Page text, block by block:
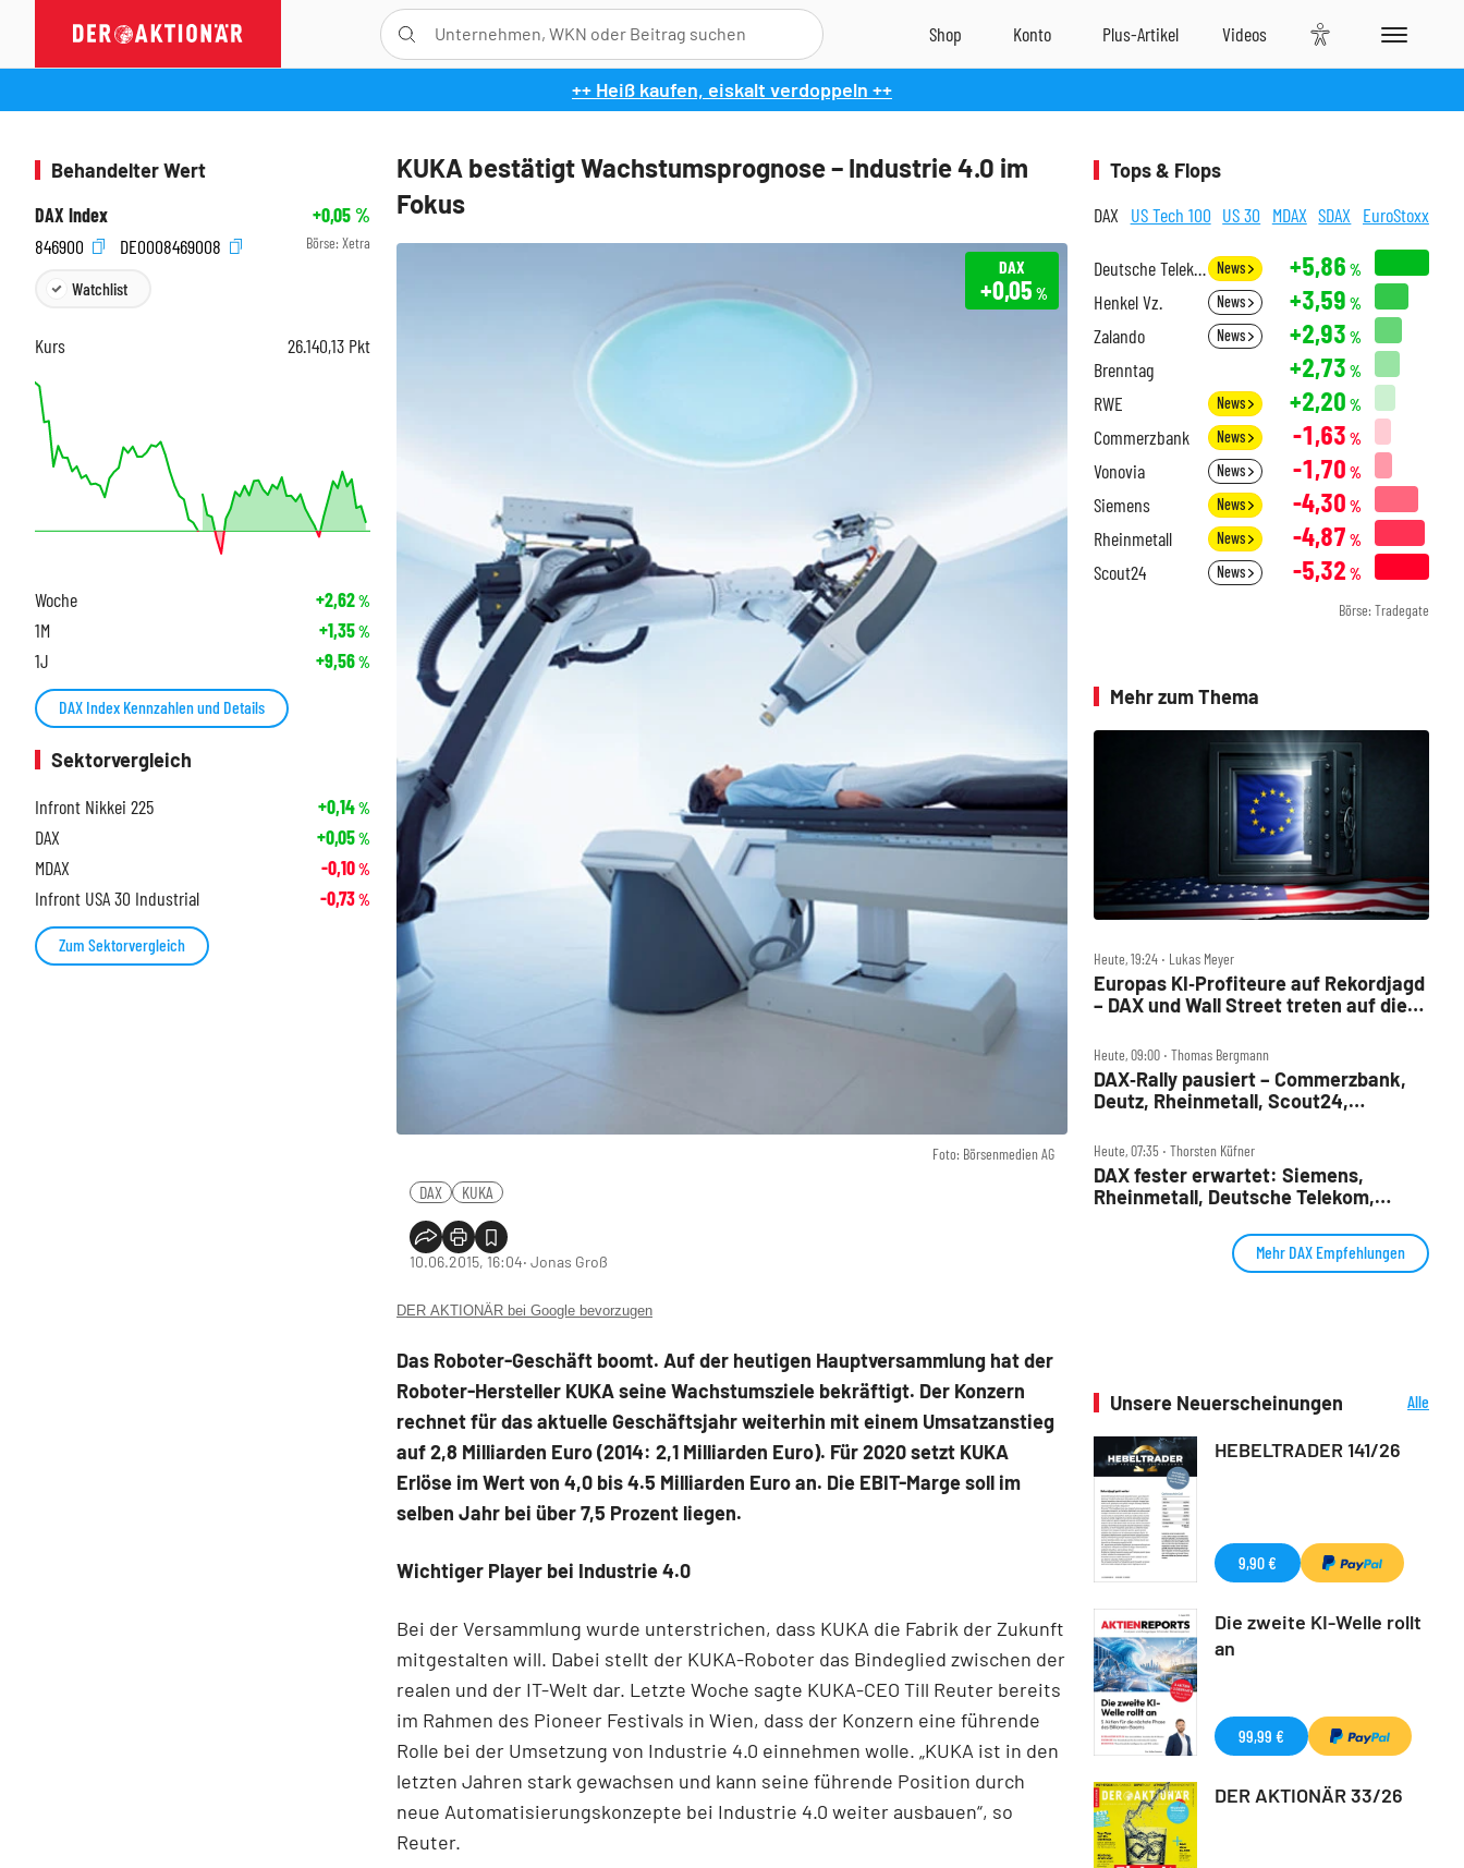
++ Heiß kaufen, eiskalt verdoppeln ++
KUKA bestätigt Wachstumsprognose – Industrie 4.0 im
Fokus
Foto: Börsenmedien AG
DAX
+0,05 %
DAX KUKA
10.06.2015, 16:04‧ Jonas Groß
DER AKTIONÄR bei Google bevorzugen
Das Roboter-Geschäft boomt. Auf der heutigen Hauptversammlung hat der
Roboter-Hersteller KUKA seine Wachstumsziele bekräftigt. Der Konzern
rechnet für das aktuelle Geschäftsjahr weiterhin mit einem Umsatzanstieg
auf 2,8 Milliarden Euro (2014: 2,1 Milliarden Euro). Für 2020 setzt KUKA
Erlöse im Wert von 4,0 bis 4.5 Milliarden Euro an. Die EBIT-Marge soll im
selben Jahr bei über 7,5 Prozent liegen.
Wichtiger Player bei Industrie 4.0
Bei der Versammlung wurde unterstrichen, dass KUKA die Fabrik der Zukunft
mitgestalten will. Dabei stellt der KUKA-Roboter das Bindeglied zwischen der
realen und der IT-Welt dar. Letzte Woche sagte KUKA-CEO Till Reuter bereits
im Rahmen des Pioneer Festivals in Wien, dass der Konzern eine führende
Rolle bei der Umsetzung von Industrie 4.0 einnehmen wolle. „KUKA ist in den
letzten Jahren stark gewachsen und kann seine führende Position durch
neue Automatisierungskonzepte bei Industrie 4.0 weiter ausbauen“, so
Reuter.
Behandelter Wert
DAX Index
+0,05%
846900
DE0008469008 Börse: Xetra
Watchlist
Kurs 26.140,13 Pkt
Woche +2,62%
1M +1,35%
1J +9,56%
DAX Index Kennzahlen und Details
Sektorvergleich
Infront Nikkei 225
+0,14%
DAX +0,05%
MDAX -0,10%
Infront USA 30 Industrial -0,73%
Zum Sektorvergleich
Tops & Flops
DAX US Tech 100 US 30 MDAX SDAX EuroStoxx
Deutsche Telekom News +5,86 %
Henkel Vz. News +3,59 %
Zalando News +2,93 %
Brenntag +2,73 %
RWE News +2,20 %
Commerzbank News -1,63 %
Vonovia News -1,70 %
Siemens News -4,30 %
Rheinmetall News -4,87 %
Scout24 News -5,32 %
Börse: Tradegate
Mehr zum Thema
Heute, 19:24 ‧ Lukas Meyer
Europas KI‑Profiteure auf Rekordjagd
– DAX und Wall Street treten auf die
Heute, 09:00 ‧ Thomas Bergmann
DAX‑Rally pausiert – Commerzbank,
Deutz, Rheinmetall, Scout24,
Check
Heute, 07:35 ‧ Thorsten Küfner
DAX fester erwartet: Siemens,
Rheinmetall, Deutsche Telekom,
Mehr DAX Empfehlungen
Unsere Neuerscheinungen
Alle
HEBELTRADER 141/26
9,90 €
Die zweite KI-Welle rollt
an
99,99 €
DER AKTIONÄR 33/26